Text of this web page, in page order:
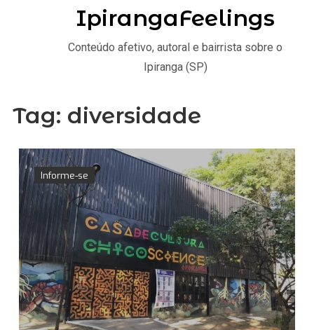
Tag: diversidade
Informe-se
IpirangaFeelings
Conteúdo afetivo, autoral e bairrista sobre o
Ipiranga (SP)